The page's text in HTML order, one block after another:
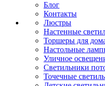
Блог
Контакты
Люстры
Настенные
Торшеры для
Настольные
Уличное
Светильники
Точечные